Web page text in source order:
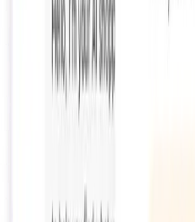
を受けられなかった60
スピードプレミアム：
を提供する場合でも、
す。
初回接触解決率：
AIは
します。ライブチャッ
プメールが必要になる
ハイブリッドモデルは両